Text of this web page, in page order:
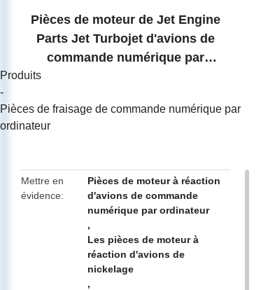
Pièces de moteur de Jet Engine
Parts Jet Turbojet d'avions de
commande numérique par
ordinateur pour les industries
Produits
-
Pièces de fraisage de commande numérique par
ordinateur
Mettre en
évidence
Pièces de moteur à réaction
d'avions de commande
numérique par ordinateur
,
Les pièces de moteur à
réaction d'avions de
nickelage
,